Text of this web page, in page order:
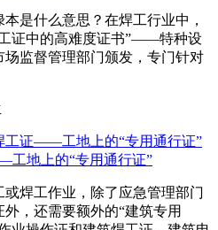
是什么意思？在焊工行业中，
证中的高难度证书”——特种设
监督管理部门颁发，专门针对
地上的“专用通行证”
焊工作业，除了应急管理部门
，还需要额外的“建筑专用